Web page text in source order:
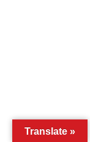
Translate »